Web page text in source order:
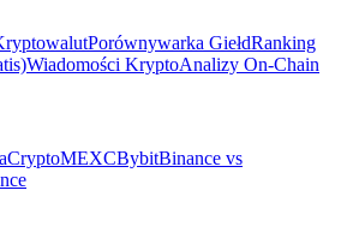
Porównywarka GiełdRanking
Wiadomości KryptoAnalizy On-Chain
MEXCBybitBinance vs